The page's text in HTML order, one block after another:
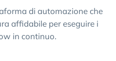
di automazione che
affidabile per eseguire i
in continuo.